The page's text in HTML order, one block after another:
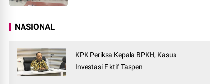
NASIONAL
KPK Periksa Kepala BPKH, Kasus
Investasi Fiktif Taspen